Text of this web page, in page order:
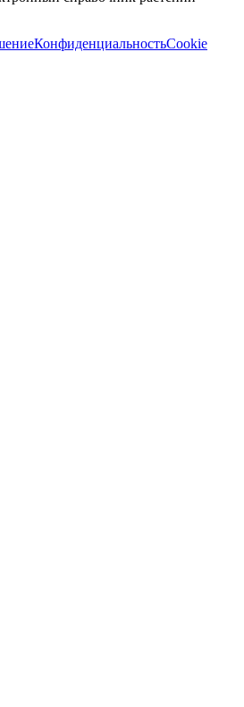
КонфиденциальностьCookie